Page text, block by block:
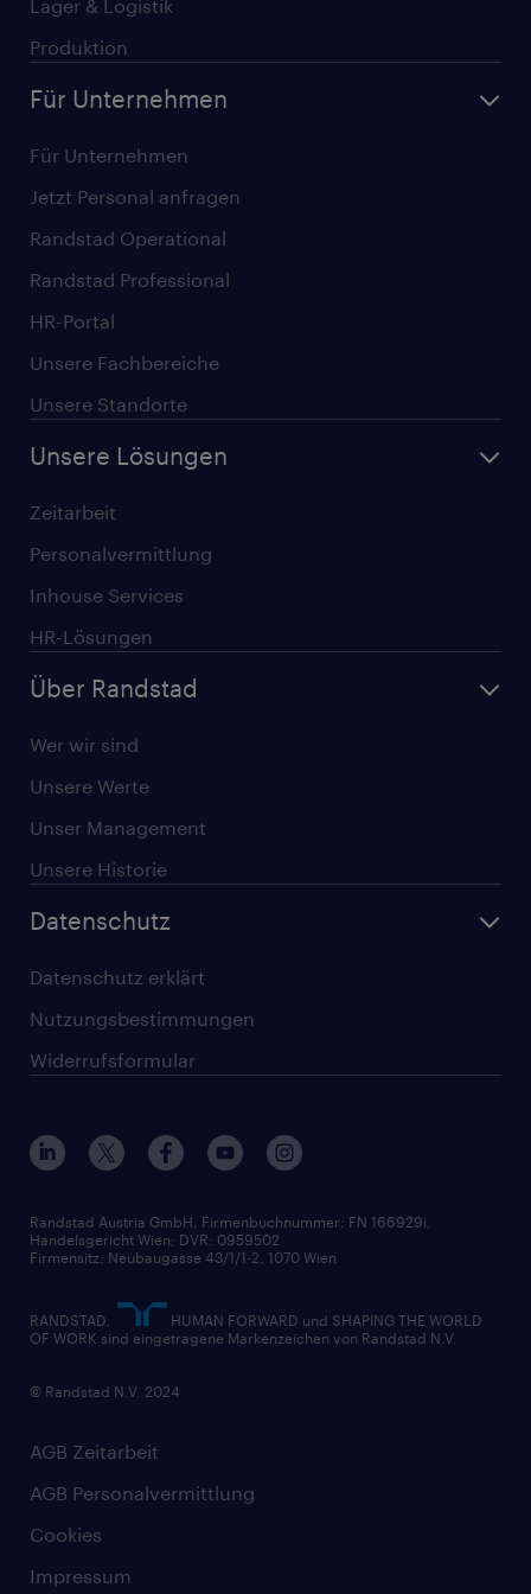
Lager & Logistik
Produktion
Für Unternehmen
Für Unternehmen
Jetzt Personal anfragen
Randstad Operational
Randstad Professional
HR-Portal
Unsere Fachbereiche
Unsere Standorte
Unsere Lösungen
Zeitarbeit
Personalvermittlung
Inhouse Services
HR-Lösungen
Über Randstad
Wer wir sind
Unsere Werte
Unser Management
Unsere Historie
Datenschutz
Datenschutz erklärt
Nutzungsbestimmungen
Widerrufsformular
AGB Zeitarbeit
AGB Personalvermittlung
Cookies
Impressum
Randstad Austria GmbH, Firmenbuchnummer: FN 166929i,
Handelsgericht Wien; DVR: 0959502
Firmensitz: Neubaugasse 43/1/1-2, 1070 Wien
RANDSTAD,
HUMAN FORWARD und SHAPING THE WORLD
OF WORK sind eingetragene Markenzeichen von Randstad N.V.
© Randstad N.V. 2024